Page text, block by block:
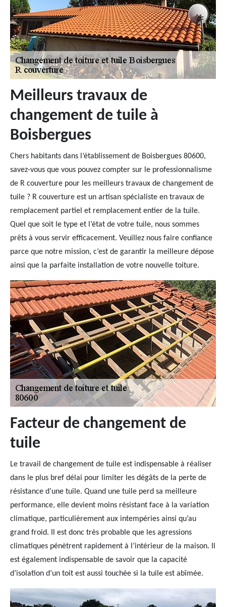
Meilleurs travaux de
changement de tuile à
Boisbergues
Chers habitants dans l’établissement de Boisbergues 80600,
savez-vous que vous pouvez compter sur le professionnalisme
de R couverture pour les meilleurs travaux de changement de
tuile ? R couverture est un artisan spécialiste en travaux de
remplacement partiel et remplacement entier de la tuile.
Quel que soit le type et l’état de votre tuile, nous sommes
prêts à vous servir efficacement. Veuillez nous faire confiance
parce que notre mission, c’est de garantir la meilleure dépose
ainsi que la parfaite installation de votre nouvelle toiture.
Facteur de changement de
tuile
Le travail de changement de tuile est indispensable à réaliser
dans le plus bref délai pour limiter les dégâts de la perte de
résistance d’une tuile. Quand une tuile perd sa meilleure
performance, elle devient moins résistant face à la variation
climatique, particulièrement aux intempéries ainsi qu’au
grand froid. Il est donc très probable que les agressions
climatiques pénètrent rapidement à l’intérieur de la maison. Il
est également indispensable de savoir que la capacité
d’isolation d’un toit est aussi touchée si la tuile est abîmée.